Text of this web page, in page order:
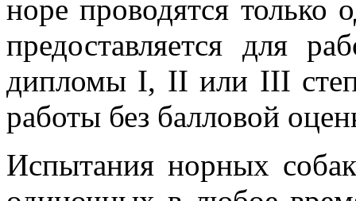
норе проводятся только
предоставляется для
дипломы I, II или III
работы без балловой
Испытания норных